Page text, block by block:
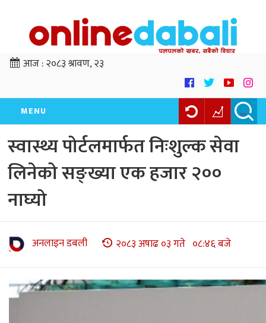
आज :२०८३ श्रावण, २३
MENU
स्वास्थ्य पोर्टलमार्फत निःशुल्क सेवा
लिनेको सङ्ख्या एक हजार २००
नाघ्यो
अनलाइन डबली २०८३ अषाढ ०३ गते ०८:४६ बजे